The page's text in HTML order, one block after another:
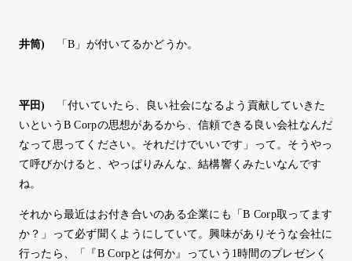
井筒) 「B」が付いてるかどうか。
平田)
「付いていたら、良い社会になるよう貢献していきた
いというB Corpの思想があるから、信頼できる良い会社なんだ
なって思ってください。それだけでいいです」って。そうやっ
て呼びかけると、やっぱりみんな、結構響くみたいなんです
ね。
それから最近はお付き合いのある企業にも「B Corp取ってます
か？」って必ず聞くようにしていて。興味がありそうな会社に
行ったら、「『B Corpとは何か』っていう1時間のプレゼンく